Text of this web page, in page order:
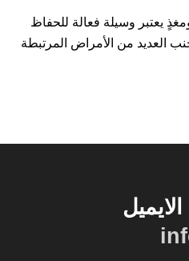
يعتبر وسيلة فعالة للحفاظ
العديد من الأمراض المرتبطة